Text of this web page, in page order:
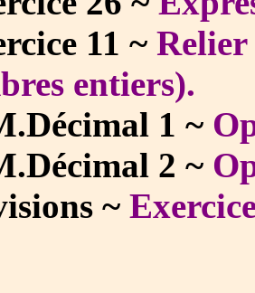
11 ~
entiers).
1 ~
2 ~
~